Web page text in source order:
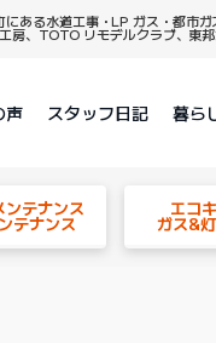
にある水道工事・LP ガス・都市
房、TOTO リモデルクラブ、東邦
声 スタッフ日記 暮ら
ンテナンス
テナンス
エコ
ガス&